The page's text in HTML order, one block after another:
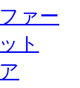
ァー
ト